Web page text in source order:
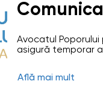
Avocatul
asigură temporar
administrația
Află mai mult